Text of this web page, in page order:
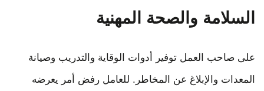
السلامة والصحة المهنية
على صاحب العمل توفير أدوات الوقاية والتدريب وصيانة
المعدات والإبلاغ عن المخاطر. للعامل رفض أمر يعرضه